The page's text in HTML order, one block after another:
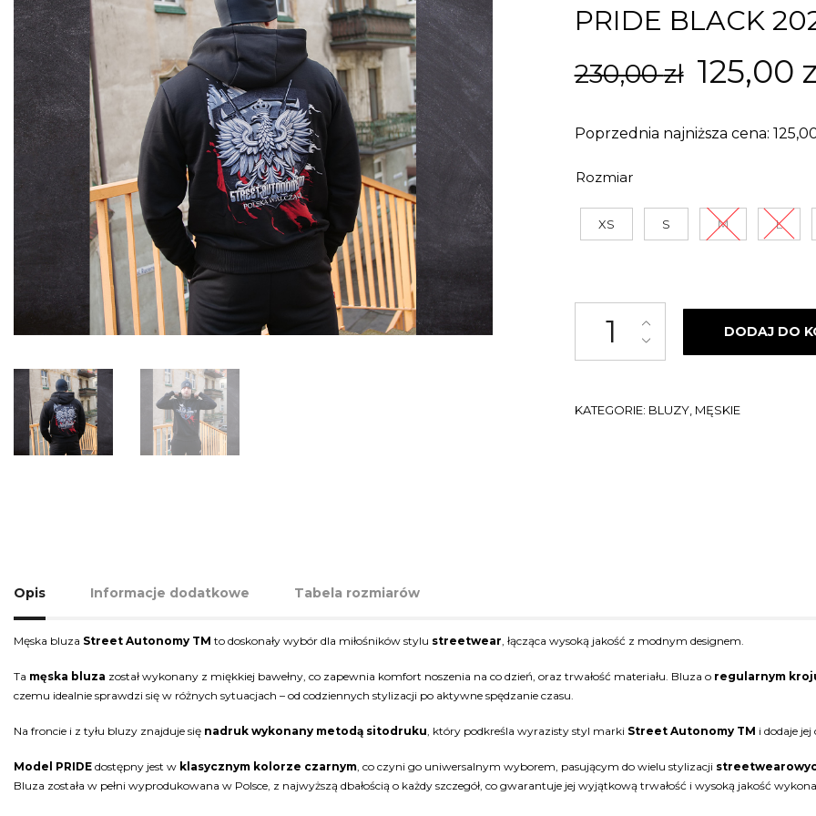
PRIDE BLACK
230,00zł
cena
230,00
125,00
Poprzednia najniższa cena:
Rozmiar
XS S M L
ilość BLUZA Z KAPTUREM
DODAJ DO
KATEGORIE: BLUZY, MĘSKIE
Opis Informacje dodatkowe Tabela rozmiarów
Męska bluza Street Autonomy TM to doskonały wybór dla miłośników stylu streetwear, łącząca wysoką jakość z modnym designem.
Ta męska bluza został wykonany z miękkiej bawełny, co zapewnia komfort noszenia na co dzień, oraz trwałość materiału. Bluza o regularnym
czemu idealnie sprawdzi się w różnych sytuacjach – od codziennych stylizacji po aktywne spędzanie czasu.
Na froncie i z tyłu bluzy znajduje się nadruk wykonany metodą sitodruku, który podkreśla wyrazisty styl marki Street Autonomy TM i dodaje
Model PRIDE dostępny jest w klasycznym kolorze czarnym, co czyni go uniwersalnym wyborem, pasującym do wielu stylizacji
Bluza została w pełni wyprodukowana w Polsce, z najwyższą dbałością o każdy szczegół, co gwarantuje jej wyjątkową trwałość i wysoką jakość